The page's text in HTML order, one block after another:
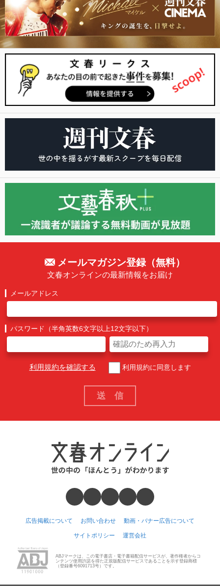
メールマガジン登録（無料）
文春オンラインの最新情報をお届け
メールアドレス
パスワード（半角英数6文字以上12文字以下）
利用規約を確認する 利用規約に同意します
広告掲載について お問い合わせ 動画・バナー広告について
サイトポリシー 運営会社
ABJマークは、この電子書店・電子書籍配信サービスが、著作権者からコ
ンテンツ使用許諾を得た正規版配信サービスであることを示す登録商標
（登録番号6091713号）です。